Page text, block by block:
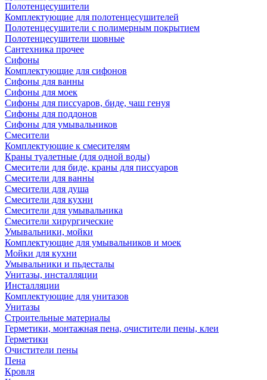
Полотенцесушители
Комплектующие для полотенцесушителей
Полотенцесушители с полимерным покрытием
Полотенцесушители шовные
Сантехника прочее
Сифоны
Комплектующие для сифонов
Сифоны для ванны
Сифоны для моек
Сифоны для писсуаров, биде, чаш генуя
Сифоны для поддонов
Сифоны для умывальников
Смесители
Комплектующие к смесителям
Краны туалетные (для одной воды)
Смесители для биде, краны для писсуаров
Смесители для ванны
Смесители для душа
Смесители для кухни
Смесители для умывальника
Смесители хирургические
Умывальники, мойки
Комплектующие для умывальников и моек
Мойки для кухни
Умывальники и пьдесталы
Унитазы, инсталляции
Инсталляции
Комплектующие для унитазов
Унитазы
Строительные материалы
Герметики, монтажная пена, очистители пены, клеи
Герметики
Очистители пены
Пена
Кровля